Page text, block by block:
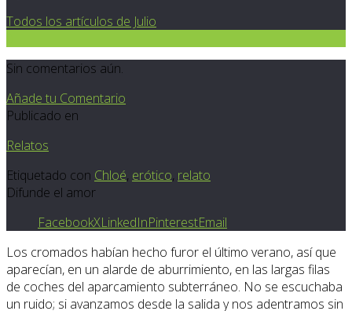
Todos los artículos de Julio
Sin comentarios aún.
Añade tu Comentario
Publicado en
Relatos
Etiquetado con Chloé, erótico, relato
Difunde el amor
FacebookXLinkedInPinterestEmail
Los cromados habían hecho furor el último verano, así que
aparecían, en un alarde de aburrimiento, en las largas filas
de coches del aparcamiento subterráneo. No se escuchaba
un ruido; si avanzamos desde la salida y nos adentramos sin